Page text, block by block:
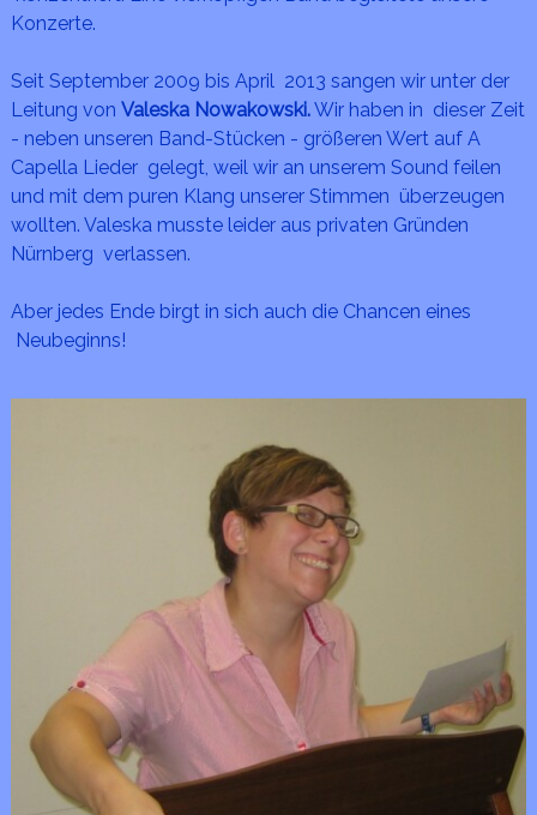
Konzerte.
Seit September 2009 bis April 2013 sangen wir unter der
Leitung von Valeska Nowakowski.Wir haben in dieser Zeit
- neben unseren Band-Stücken - größeren Wert auf A
Capella Lieder gelegt, weil wir an unserem Sound feilen
und mit dem puren Klang unserer Stimmen überzeugen
wollten. Valeska musste leider aus privaten Gründen
Nürnberg verlassen.
Aber jedes Ende birgt in sich auch die Chancen eines
Neubeginns!